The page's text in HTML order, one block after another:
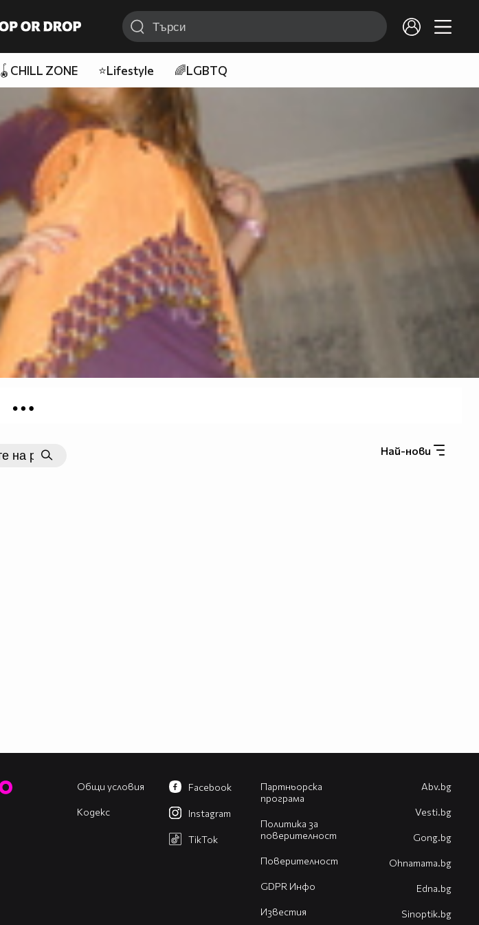
🪀CHILL ZONE ⭐Lifestyle 🌈LGBTQ
Най-нови
Общи условия
Кодекс
Партньорска
програма
Политика за
поверителност
Поверителност
GDPR Инфо
Известия
Facebook
Instagram
TikTok
Abv.bg
Vesti.bg
Gong.bg
Оhnamama.bg
Edna.bg
Sinoptik.bg